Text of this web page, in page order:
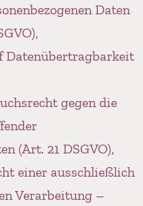
Daten
Datenübertragbarkeit
gegen die
(Art. 21 DSGVO),
einer ausschließlich
Verarbeitung –